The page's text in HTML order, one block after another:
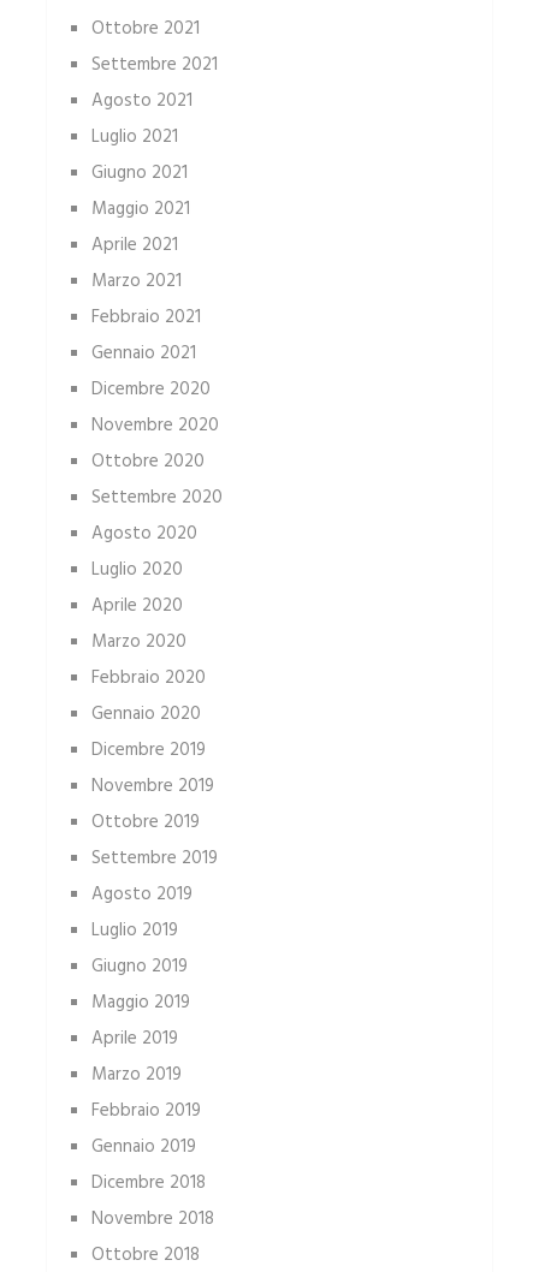
Ottobre 2021
Settembre 2021
Agosto 2021
Luglio 2021
Giugno 2021
Maggio 2021
Aprile 2021
Marzo 2021
Febbraio 2021
Gennaio 2021
Dicembre 2020
Novembre 2020
Ottobre 2020
Settembre 2020
Agosto 2020
Luglio 2020
Aprile 2020
Marzo 2020
Febbraio 2020
Gennaio 2020
Dicembre 2019
Novembre 2019
Ottobre 2019
Settembre 2019
Agosto 2019
Luglio 2019
Giugno 2019
Maggio 2019
Aprile 2019
Marzo 2019
Febbraio 2019
Gennaio 2019
Dicembre 2018
Novembre 2018
Ottobre 2018